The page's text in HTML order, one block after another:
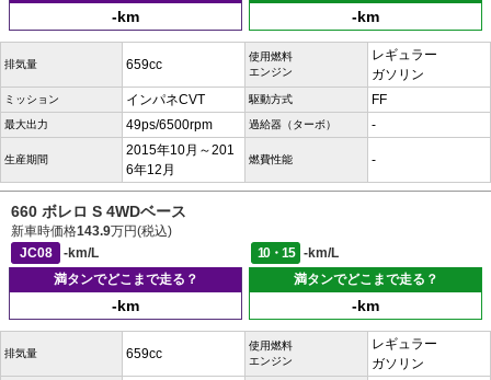
-km -km
排気量 659cc
使用燃料
エンジン
レギュラー
ガソリン
ミッション インパネCVT 駆動方式 FF
最大出力 49ps/6500rpm 過給器（ターボ） -
生産期間
2015年10月～201
6年12月
燃費性能 -
660 ボレロ S 4WDベース
新車時価格143.9万円(税込)
JC08
-km/L 10・15
-km/L
満タンでどこまで走る？
-km
満タンでどこまで走る？
-km
排気量 659cc
使用燃料
エンジン
レギュラー
ガソリン